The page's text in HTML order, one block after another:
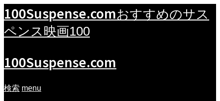
100Suspense.comおすすめのサス
ペンス映画100
100Suspense.com
検索 menu